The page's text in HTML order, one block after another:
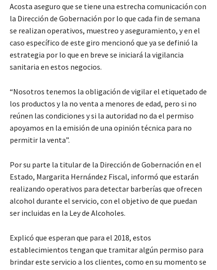
Acosta aseguro que se tiene una estrecha comunicación con
la Dirección de Gobernación por lo que cada fin de semana
se realizan operativos, muestreo y aseguramiento, y en el
caso específico de este giro mencionó que ya se definió la
estrategia por lo que en breve se iniciará la vigilancia
sanitaria en estos negocios.
“Nosotros tenemos la obligación de vigilar el etiquetado de
los productos y la no venta a menores de edad, pero si no
reúnen las condiciones y si la autoridad no da el permiso
apoyamos en la emisión de una opinión técnica para no
permitir la venta”.
Por su parte la titular de la Dirección de Gobernación en el
Estado, Margarita Hernández Fiscal, informó que estarán
realizando operativos para detectar barberías que ofrecen
alcohol durante el servicio, con el objetivo de que puedan
ser incluidas en la Ley de Alcoholes.
Explicó que esperan que para el 2018, estos
establecimientos tengan que tramitar algún permiso para
brindar este servicio a los clientes, como en su momento se